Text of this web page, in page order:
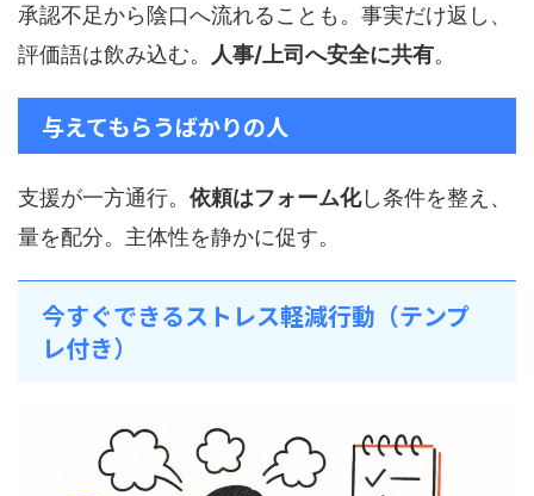
承認不足から陰口へ流れることも。事実だけ返し、
評価語は飲み込む。
人事/上司へ安全に共有。
与えてもらうばかりの人
支援が一方通行。 依頼はフォーム化し条件を整え、
量を配分。主体性を静かに促す。
今すぐできるストレス軽減行動（テンプ
レ付き）